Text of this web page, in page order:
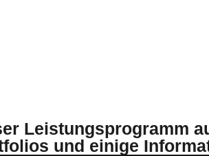
Leistungsprogramm
und einige